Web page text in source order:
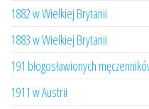
1882 w Wielkiej Brytanii
1883 w Wielkiej Brytanii
191 błogosławionych
1911 w Austrii